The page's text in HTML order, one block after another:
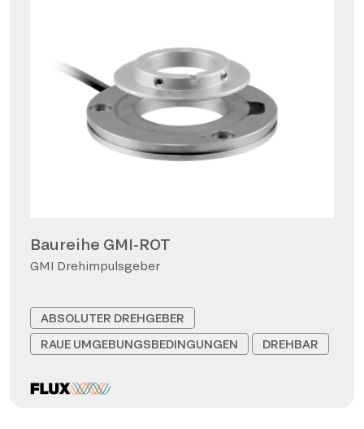
Baureihe GMI-ROT
GMI Drehimpulsgeber
ABSOLUTER DREHGEBER
RAUE UMGEBUNGSBEDINGUNGEN
DREHBAR